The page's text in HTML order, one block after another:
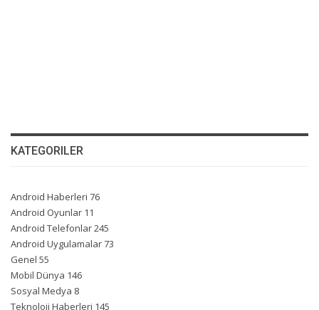
KATEGORILER
Android Haberleri 76
Android Oyunlar 11
Android Telefonlar245
Android Uygulamalar73
Genel 55
Mobil Dünya 146
Sosyal Medya 8
Teknoloji Haberleri 145